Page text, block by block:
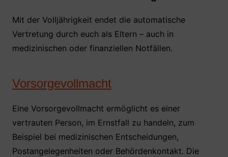
Mit der Volljährigkeit endet die automatische
Vertretung durch euch als Eltern – auch in
medizinischen oder finanziellen Notfällen.
Vorsorgevollmacht
Eine Vorsorgevollmacht ermöglicht es einer
vertrauten Person, im Ernstfall zu handeln, zum
Beispiel bei medizinischen Entscheidungen,
Postangelegenheiten oder Behördenkontakt. Die